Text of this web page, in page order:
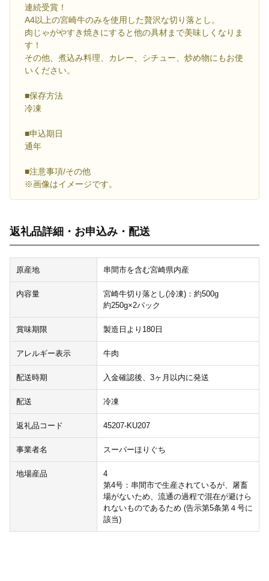
連続受賞！
A4以上の宮崎牛のみを使用した贅沢な切り落とし。
肉じゃがやすき焼きにすると他の具材まで美味しくなりま
す！
その他、煮込み料理、カレー、シチュー、炒め物にもお使
いください。
■保存方法
冷凍
■申込期日
通年
■注意事項/その他
※画像はイメージです。
返礼品詳細・お申込み・配送
原産地 串間市を含む宮崎県内産
内容量
宮崎牛切り落とし(冷凍)：約500g
約250g×2パック
賞味期限 製造日より180日
アレルギー表示 牛肉
配送時期 入金確認後、3ヶ月以内に発送
配送 冷凍
返礼品コード 45207-KU207
事業者名 スーパーほりぐち
地場産品
4
第4号：串間市で生産されているが、屠畜
場がないため、流通の過程で混在が避けら
れないものであるため (告示第5条第４号に
該当)